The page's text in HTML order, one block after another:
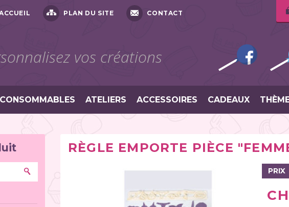
PLAN DU SITE CONTACT
vos créations
CONSOMMABLES ATELIERS ACCESSOIRES CADEAUX
RÈGLE EMPORTE PIÈCE
PRIX